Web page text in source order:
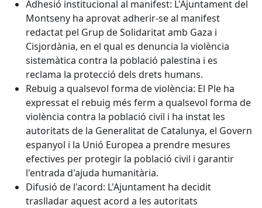
Adhesió institucional al manifest: L'Ajuntament del
Montseny ha aprovat adherir-se al manifest
redactat pel Grup de Solidaritat amb Gaza i
Cisjordània, en el qual es denuncia la violència
sistemàtica contra la població palestina i es
reclama la protecció dels drets humans.
Rebuig a qualsevol forma de violència: El Ple ha
expressat el rebuig més ferm a qualsevol forma de
violència contra la població civil i ha instat les
autoritats de la Generalitat de Catalunya, el Govern
espanyol i la Unió Europea a prendre mesures
efectives per protegir la població civil i garantir
l'entrada d'ajuda humanitària.
Difusió de l'acord: L'Ajuntament ha decidit
traslladar aquest acord a les autoritats